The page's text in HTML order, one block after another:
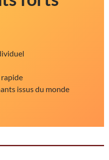
issus du monde